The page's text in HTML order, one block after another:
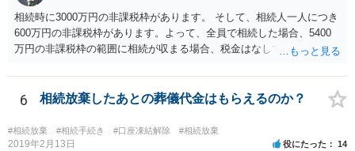
相続時に3000万円の非課税枠があります。 そして、相続人一人につき
600万円の非課税枠があります。よって、全員で相続した場合、5400
万円の非課税枠の範囲に相続が収まる場合、税金はなしです。 一人が
範囲となります。 一般的には、全員で相続する方が税金はお得です。
また、全員で相続しても、話し合いの結果、親がすべて相続と決める
こともできます。この場合でも相続の非課税枠は、全員で相続した540
0万円分使えます。 父が亡くなり、母が全部相続すると、母から三人
で相続する際は、4800万円が非課税枠となります。 そうすると、母が
6 相続放棄したあとの葬儀代金はもらえるのか？
#相続放棄 #相続手続き #口座凍結解除 #相続放棄
2019年2月13日 役にたった 14